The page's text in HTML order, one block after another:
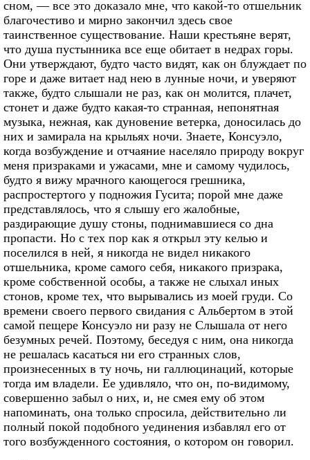
сном, — все это доказало мне, что какой-то отшельник
благочестиво и мирно закончил здесь свое
таинственное существование. Наши крестьяне верят,
что душа пустынника все еще обитает в недрах горы.
Они утверждают, будто часто видят, как он блуждает по
горе и даже витает над нею в лунные ночи, и уверяют
также, будто слышали не раз, как он молится, плачет,
стонет и даже будто какая-то странная, непонятная
музыка, нежная, как дуновение ветерка, доносилась до
них и замирала на крыльях ночи. Знаете, Консуэло,
когда возбуждение и отчаяние населяло природу вокруг
меня призраками и ужасами, мне и самому чудилось,
будто я вижу мрачного кающегося грешника,
распростертого у подножия Гусита; порой мне даже
представлялось, что я слышу его жалобные,
раздирающие душу стоны, поднимавшиеся со дна
пропасти. Но с тех пор как я открыл эту келью и
поселился в ней, я никогда не видел никакого
отшельника, кроме самого себя, никакого призрака,
кроме собственной особы, а также не слыхал иных
стонов, кроме тех, что вырывались из моей груди. Со
времени своего первого свидания с Альбертом в этой
самой пещере Консуэло ни разу не Слышала от него
безумных речей. Поэтому, беседуя с ним, она никогда
не решалась касаться ни его странных слов,
произнесенных в ту ночь, ни галлюцинаций, которые
тогда им владели. Ее удивляло, что он, по-видимому,
совершенно забыл о них, и, не смея ему об этом
напоминать, она только спросила, действительно ли
полный покой подобного уединения избавлял его от
того возбужденного состояния, о котором он говорил.